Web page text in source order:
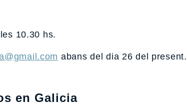
10.30 hs.
abans del dia 26 del present.
en Galicia